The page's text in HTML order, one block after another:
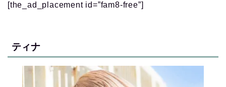
[the_ad_placement id=”fam8-free”]
ティナ